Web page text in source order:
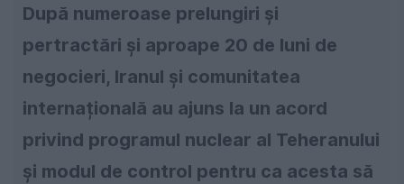
După numeroase prelungiri și
pertractări și aproape 20 de luni de
negocieri, Iranul și comunitatea
internațională au ajuns la un acord
privind programul nuclear al Teheranului
și modul de control pentru ca acesta să